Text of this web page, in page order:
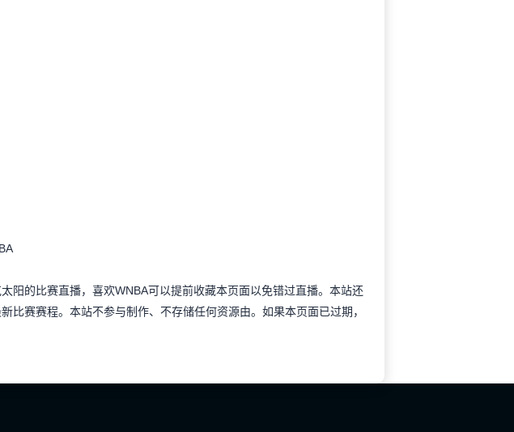
阳的比赛直播，喜欢WNBA可以提前收藏本页面以免错过直播。本站还
赛赛程。本站不参与制作、不存储任何资源由。如果本页面已过期，